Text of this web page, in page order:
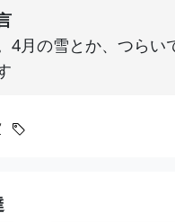
4月の雪とか、つらい